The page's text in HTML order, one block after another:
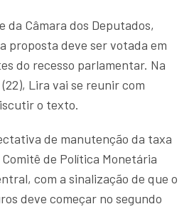
da Câmara dos Deputados,
proposta deve ser votada em
do recesso parlamentar. Na
Lira vai se reunir com
o texto.
de manutenção da taxa
de Política Monetária
com a sinalização de que o
deve começar no segundo